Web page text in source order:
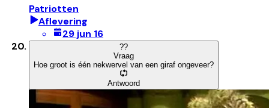
Patriotten
Aflevering
29 jun 16
??
Vraag
Hoe groot is één nekwervel van een giraf ongeveer?
Antwoord